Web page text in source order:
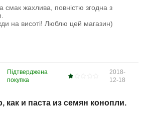
смак жахлива, повністю згодна з
на висоті! Люблю цей магазин)
Підтверджена
покупка
2018-
12-18
как и паста из семян конопли.